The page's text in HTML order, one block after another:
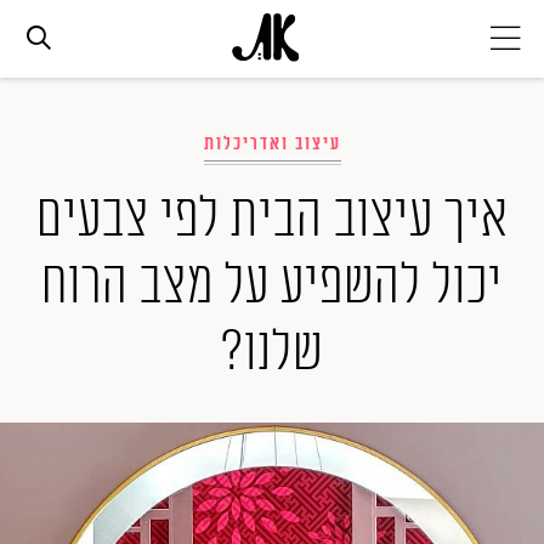
אופנה
ביוטי
סלבס
ערוצים נוספים
המגזין
עיצוב ואדריכלות
איך עיצוב הבית לפי צבעים
יכול להשפיע על מצב הרוח
שלנו?